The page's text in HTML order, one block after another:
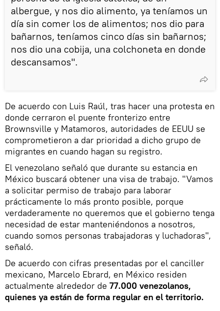
albergue, y nos dio alimento, ya teníamos un
día sin comer los de alimentos; nos dio para
bañarnos, teníamos cinco días sin bañarnos;
nos dio una cobija, una colchoneta en donde
descansamos".
De acuerdo con Luis Raúl, tras hacer una protesta en
donde cerraron el puente fronterizo entre
Brownsville y Matamoros, autoridades de EEUU se
comprometieron a dar prioridad a dicho grupo de
migrantes en cuando hagan su registro.
El venezolano señaló que durante su estancia en
México buscará obtener una visa de trabajo. "Vamos
a solicitar permiso de trabajo para laborar
prácticamente lo más pronto posible, porque
verdaderamente no queremos que el gobierno tenga
necesidad de estar manteniéndonos a nosotros,
cuando somos personas trabajadoras y luchadoras",
señaló.
De acuerdo con cifras presentadas por el canciller
mexicano, Marcelo Ebrard, en México residen
actualmente alrededor de 77.000 venezolanos,
quienes ya están de forma regular en el territorio.